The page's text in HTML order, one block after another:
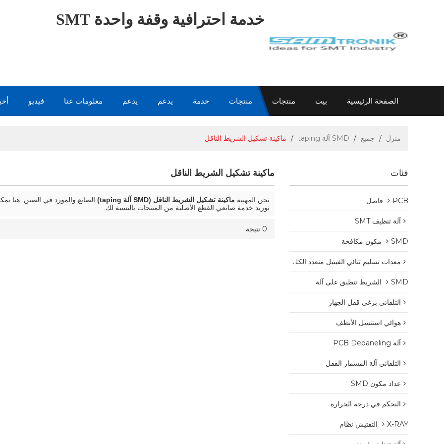
خدمة احترافية وقفة واحدة SMT
الصفحة الرئيسية بيت منتجات منتجات خدمة يدعم يدعم معلومات عنا فيديو
منزل / جميع / SMD آلة taping / ماكينة تشكيل الشريط الناقل
فئات
PCB فاصل
آلة تنظيف SMT
SMD مكون مكافحة
معدات تسليم ثنائي الفينيل متعدد الكلور
SMD الشريط تنطبق على آلة
التلقائي برغي قفل الجهاز
هوائي استنسل الأنظف
آلة PCB Depaneling
التلقائي آلة المسمار القفل
عداد مكون SMD
التحكم في درجة الحرارة
X-RAY التفتيش نظام
ماكينة تشكيل الشريط الناقل
نحن المهنية ماكينة تشكيل الشريط الناقل (SMD آلة taping)
الصانع والمورد في الصين. هنا
توريد خدمة صانعي القطع الأصلية من المنتجات بالنسبة لك.
0 نتيجة